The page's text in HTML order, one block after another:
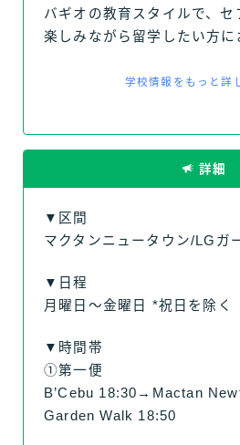
バギオの教育スタイルで、セ
楽しみながら留学したい方に
学校情報をもっと詳
詳細
▼区間
マクタンニュータウン/LGガ
▼日程
月曜日～金曜日 *祝日を除く
▼時間帯
➀第一便
B’Cebu 18:30→Mactan
Garden Walk 18:50